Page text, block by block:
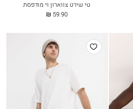
טי שירט צווארון וי מודפסת
החל
59.90 ₪
הוסף
למועדפים